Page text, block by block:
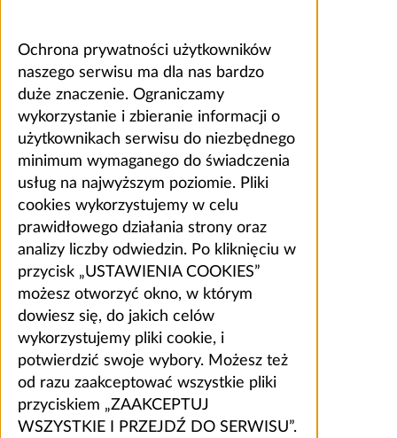
Ochrona prywatności użytkowników
naszego serwisu ma dla nas bardzo
duże znaczenie. Ograniczamy
wykorzystanie i zbieranie informacji o
użytkownikach serwisu do niezbędnego
minimum wymaganego do świadczenia
usług na najwyższym poziomie. Pliki
cookies wykorzystujemy w celu
prawidłowego działania strony oraz
analizy liczby odwiedzin. Po kliknięciu w
przycisk „USTAWIENIA COOKIES”
możesz otworzyć okno, w którym
dowiesz się, do jakich celów
wykorzystujemy pliki cookie, i
potwierdzić swoje wybory. Możesz też
od razu zaakceptować wszystkie pliki
przyciskiem „ZAAKCEPTUJ
WSZYSTKIE I PRZEJDŹ DO SERWISU”.